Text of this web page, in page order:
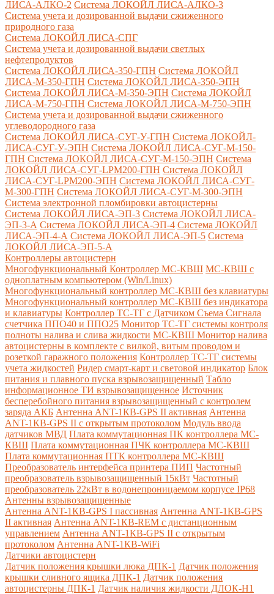
ЛИСА-АЛКО-2 Система ЛОКОЙЛ ЛИСА-АЛКО-3
Система учета и дозированной выдачи сжиженного
природного газа
Система ЛОКОЙЛ ЛИСА-СПГ
Система учета и дозированной выдачи светлых
нефтепродуктов
Система ЛОКОЙЛ ЛИСА-350-ГПН Система ЛОКОЙЛ
ЛИСА-М-350-ГПН Система ЛОКОЙЛ ЛИСА-350-ЭПН
Система ЛОКОЙЛ ЛИСА-М-350-ЭПН Система ЛОКОЙЛ
ЛИСА-М-750-ГПН Система ЛОКОЙЛ ЛИСА-М-750-ЭПН
Система учета и дозированной выдачи сжиженного
углеводородного газа
Система ЛОКОЙЛ ЛИСА-СУГ-У-ГПН Система ЛОКОЙЛ-
ЛИСА-СУГ-У-ЭПН Система ЛОКОЙЛ ЛИСА-СУГ-М-150-
ГПН Система ЛОКОЙЛ ЛИСА-СУГ-М-150-ЭПН Система
ЛОКОЙЛ ЛИСА-СУГ-LPM200-ГПН Система ЛОКОЙЛ
ЛИСА-СУГ-LPM200-ЭПН Система ЛОКОЙЛ ЛИСА-СУГ-
М-300-ГПН Система ЛОКОЙЛ ЛИСА-СУГ-М-300-ЭПН
Система электронной пломбировки автоцистерны
Система ЛОКОЙЛ ЛИСА-ЭП-3 Система ЛОКОЙЛ ЛИСА-
ЭП-3-А Система ЛОКОЙЛ ЛИСА-ЭП-4 Система ЛОКОЙЛ
ЛИСА-ЭП-4-А Система ЛОКОЙЛ ЛИСА-ЭП-5 Система
ЛОКОЙЛ ЛИСА-ЭП-5-А
Контроллеры автоцистерн
Многофункциональный Контроллер МС-КВШ МС-КВШ с
одноплатным компьютером (Win/Linux)
Многофункциональный контроллер МС-КВШ без клавиатуры
Многофункциональный контроллер МС-КВШ без индикатора
и клавиатуры Контроллер ТС-ТГ с Датчиком Съема Сигнала
счетчика ППО40 и ППО25 Монитор ТС-ТГ системы контроля
полноты налива и слива жидкости МС-КВШ Монитор налива
автоцистерны в комплекте с вилкой, витым проводом и
розеткой гаражного положения Контроллер ТС-ТГ системы
учета жидкостей Ридер смарт-карт и световой индикатор Блок
питания и плавного пуска взрывозащищенный Табло
информационное ТИ взрывозащищенное Источник
бесперебойного питания взрывозащищенный с контролем
заряда АКБ Антенна ANT-1КВ-GPS II активная Антенна
ANT-1КВ-GPS II с открытым протоколом Модуль ввода
датчиков МВД Плата коммутационная ПК контроллера МС-
КВШ Плата коммутационная ПЧК контроллера МС-КВШ
Плата коммутационная ПТК контроллера МС-КВШ
Преобразователь интерфейса принтера ПИП Частотный
преобразователь взрывозащищенный 15кВт Частотный
преобразователь 22кВт в водонепроницаемом корпусе IP68
Антенны взрывозащищенные
Антенна ANT-1КВ-GPS I пассивная Антенна ANT-1КВ-GPS
II активная Антенна ANT-1КВ-REM c дистанционным
управлением Антенна ANT-1КВ-GPS II с открытым
протоколом Антенна ANT-1КВ-WiFi
Датчики автоцистерн
Датчик положения крышки люка ДПК-1 Датчик положения
крышки сливного ящика ДПК-1 Датчик положения
автоцистерны ДПК-1 Датчик наличия жидкости ДЛОК-Н1